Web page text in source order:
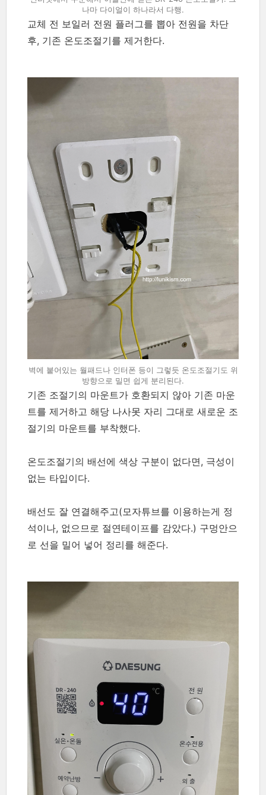
나마 다이얼이 하나라서 다행.
교체 전 보일러 전원 플러그를 뽑아 전원을 차단
후, 기존 온도조절기를 제거한다.
벽에 붙어있는 월패드나 인터폰 등이 그렇듯 온도조절기도 위
방향으로 밀면 쉽게 분리된다.
기존 조절기의 마운트가 호환되지 않아 기존 마운
트를 제거하고 해당 나사못 자리 그대로 새로운 조
절기의 마운트를 부착했다.
온도조절기의 배선에 색상 구분이 없다면, 극성이
없는 타입이다.
배선도 잘 연결해주고(모자튜브를 이용하는게 정
석이나, 없으므로 절연테이프를 감았다.) 구멍안으
로 선을 밀어 넣어 정리를 해준다.